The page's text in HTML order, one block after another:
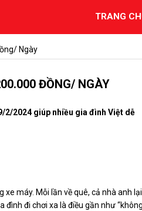
TRANG
Ngày
ĐỒNG/ NGÀY
2/2024 giúp nhiều gia đình Việt dễ
máy. Mỗi lần về quê, cả nhà anh lại
đình đi chơi xa là điều gần như